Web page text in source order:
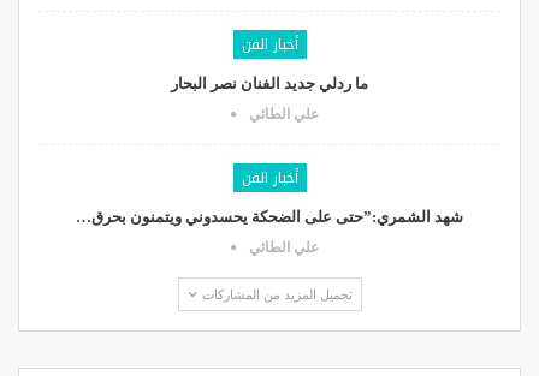
أخبار الفن
ما ردلي جديد الفنان نصر البحار
علي الطائي
أخبار الفن
شهد الشمري:”حتى على الضحكة يحسدوني ويتمنون بحرق…
علي الطائي
تحميل المزيد من المشاركات